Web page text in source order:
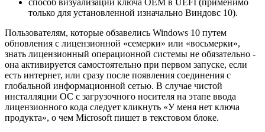
способ визуализации ключа ОЕМ в UEFI (применимо
только для установленной изначально Виндовс 10).
Пользователям, которые обзавелись Windows 10 путем
обновления с лицензионной «семерки» или «восьмерки»,
знать лицензионный операционной системы не обязательно -
она активируется самостоятельно при первом запуске, если
есть интернет, или сразу после появления соединения с
глобальной информационной сетью. В случае чистой
инсталляции ОС с загрузочного носителя на этапе ввода
лицензионного кода следует кликнуть «У меня нет ключа
продукта», о чем Microsoft пишет в текстовом блоке.